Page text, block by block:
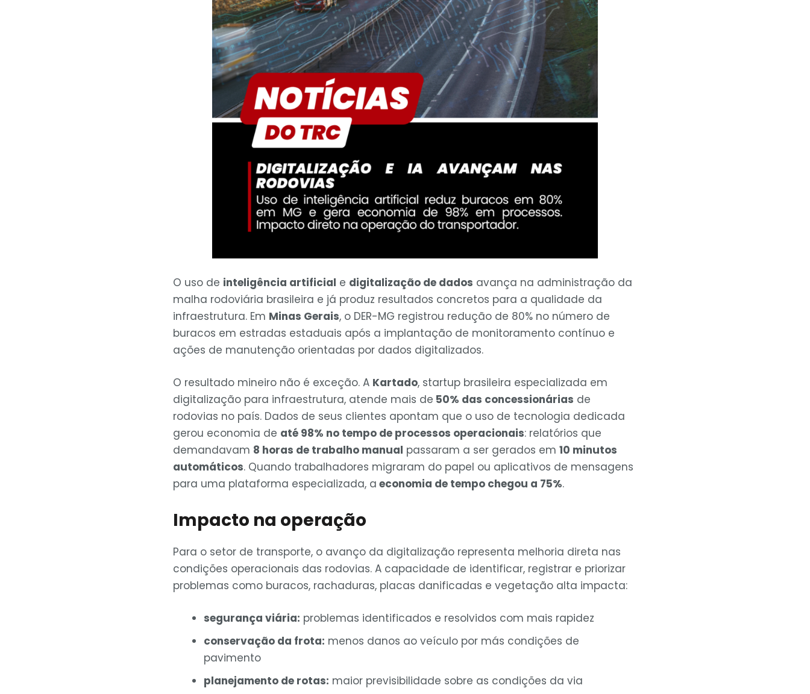
O uso de inteligência artificial e digitalização de dados avança na administração da
malha rodoviária brasileira e já produz resultados concretos para a qualidade da
infraestrutura. Em Minas Gerais, o DER-MG registrou redução de 80% no número de
buracos em estradas estaduais após a implantação de monitoramento contínuo e
ações de manutenção orientadas por dados digitalizados.
O resultado mineiro não é exceção. A Kartado, startup brasileira especializada em
digitalização para infraestrutura, atende mais de 50% das concessionárias de
rodovias no país. Dados de seus clientes apontam que o uso de tecnologia dedicada
gerou economia de até 98% no tempo de processos operacionais: relatórios que
demandavam 8 horas de trabalho manual passaram a ser gerados em 10 minutos
automáticos. Quando trabalhadores migraram do papel ou aplicativos de mensagens
para uma plataforma especializada, a economia de tempo chegou a 75%.
Impacto na operação
Para o setor de transporte, o avanço da digitalização representa melhoria direta nas
condições operacionais das rodovias. A capacidade de identificar, registrar e priorizar
problemas como buracos, rachaduras, placas danificadas e vegetação alta impacta:
segurança viária: problemas identificados e resolvidos com mais rapidez
conservação da frota: menos danos ao veículo por más condições de
pavimento
planejamento de rotas: maior previsibilidade sobre as condições da via